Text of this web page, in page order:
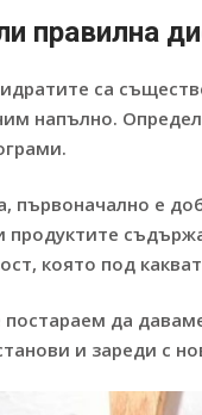
правилна
са
напълно.
първоначално е
продуктите
която под
постараем да
и зареди с